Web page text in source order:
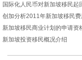
国际化人民币对新加坡移民起
创加分析2011年新加坡移民费
新加坡移民商业计划的申请资
新加坡投资移民概况介绍